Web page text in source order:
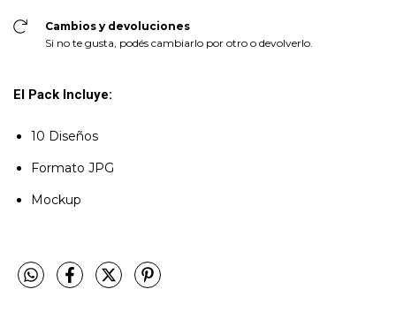
Cambios y devoluciones
Si no te gusta, podés cambiarlo por otro o devolverlo.
El Pack Incluye:
10 Diseños
Formato JPG
Mockup